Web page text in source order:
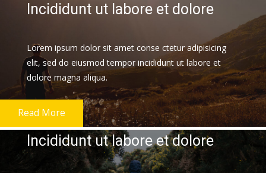
Incididunt ut labore et dolore
Lorem ipsum dolor sit amet conse ctetur adipisicing
elit, sed do eiusmod tempor incididunt ut labore et
dolore magna aliqua.
Read More
Incididunt ut labore et dolore